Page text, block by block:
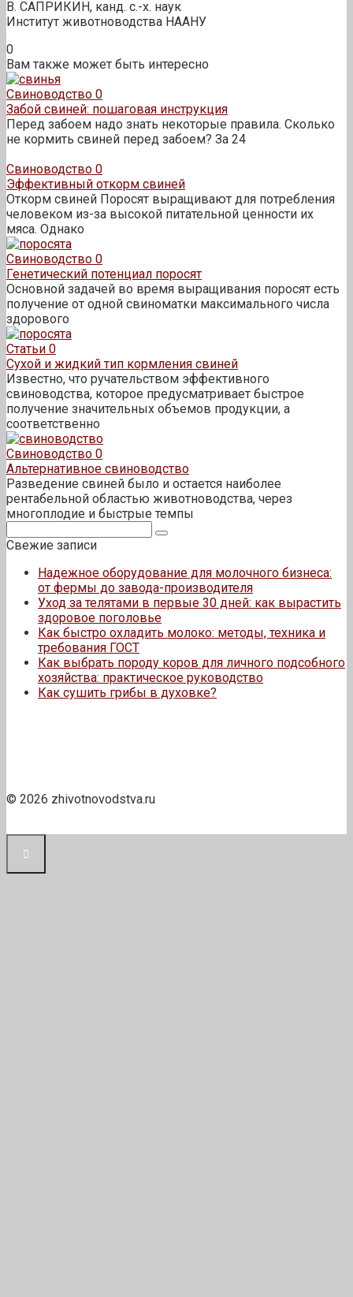
В. САПРИКИН, канд. с.-х. наук
Институт животноводства НААНУ
0
Вам также может быть интересно
Свиноводство 0
Забой свиней: пошаговая инструкция
Перед забоем надо знать некоторые правила. Сколько
не кормить свиней перед забоем? За 24
Свиноводство 0
Эффективный откорм свиней
Откорм свиней Поросят выращивают для потребления
человеком из-за высокой питательной ценности их
мяса. Однако
Свиноводство 0
Генетический потенциал поросят
Основной задачей во время выращивания поросят есть
получение от одной свиноматки максимального числа
здорового
Статьи 0
Сухой и жидкий тип кормления свиней
Известно, что ручательством эффективного
свиноводства, которое предусматривает быстрое
получение значительных объемов продукции, а
соответственно
Свиноводство 0
Альтернативное свиноводство
Разведение свиней было и остается наиболее
рентабельной областью животноводства, через
многоплодие и быстрые темпы
Свежие записи
Надежное оборудование для молочного бизнеса:
от фермы до завода-производителя
Уход за телятами в первые 30 дней: как вырастить
здоровое поголовье
Как быстро охладить молоко: методы, техника и
требования ГОСТ
Как выбрать породу коров для личного подсобного
хозяйства: практическое руководство
Как сушить грибы в духовке?
© 2026 zhivotnovodstva.ru